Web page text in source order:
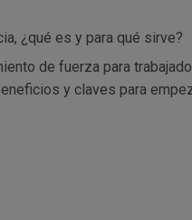
¿qué es y para qué sirve?
de fuerza para
y claves para